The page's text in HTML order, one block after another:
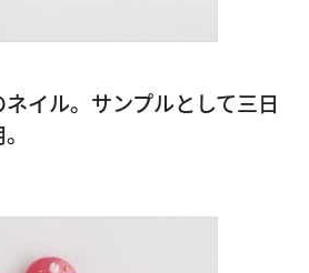
イル。サンプルとして三日